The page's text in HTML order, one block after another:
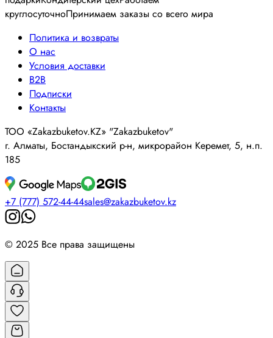
круглосуточноПринимаем заказы со всего мира
Политика и возвраты
О нас
Условия доставки
B2B
Подписки
Контакты
ТОО «Zakazbuketov.KZ» "Zakazbuketov"
г. Алматы, Бостандыкский р-н, микрорайон Керемет, 5, н.п.
185
+7 (777) 572-44-44sales@zakazbuketov.kz
© 2025 Все права защищены